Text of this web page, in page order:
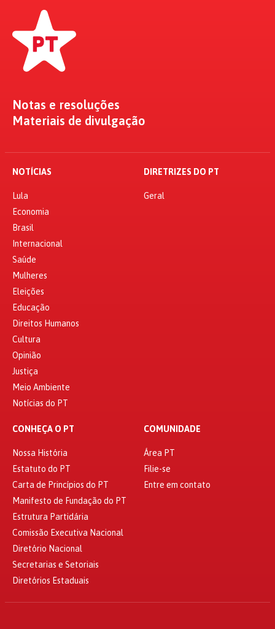
Notas e resoluções
Materiais de divulgação
NOTÍCIAS
Lula
Economia
Brasil
Internacional
Saúde
Mulheres
Eleições
Educação
Direitos Humanos
Cultura
Opinião
Justiça
Meio Ambiente
Notícias do PT
DIRETRIZES DO PT
Geral
CONHEÇA O PT
Nossa História
Estatuto do PT
Carta de Princípios do PT
Manifesto de Fundação do PT
Estrutura Partidária
Comissão Executiva Nacional
Diretório Nacional
Secretarias e Setoriais
Diretórios Estaduais
COMUNIDADE
Área PT
Filie-se
Entre em contato